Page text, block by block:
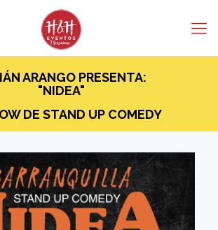
ARANGO PRESENTA:
"NIDEA"
DE STAND UP COMEDY